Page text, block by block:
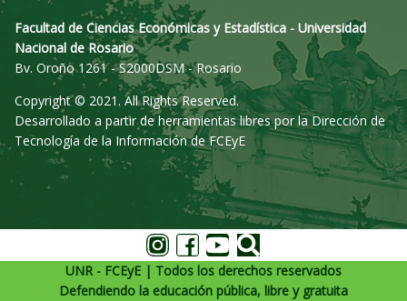
Facultad de Ciencias Económicas y Estadística - Universidad
Nacional de Rosario
Bv. Oroño 1261 - S2000DSM - Rosario
Copyright © 2021. All Rights Reserved.
Desarrollado a partir de herramientas libres por la Dirección de
Tecnología de la Información de FCEyE
UNR - FCEyE | Todos los derechos reservados
Defendiendo la educación pública, libre y gratuita